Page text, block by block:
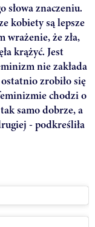
znaczeniu.
kobiety są lepsze
wrażenie, że zła,
krążyć. Jest
nie zakłada
zrobiło się
chodzi o
samo dobrze, a
- podkreśliła